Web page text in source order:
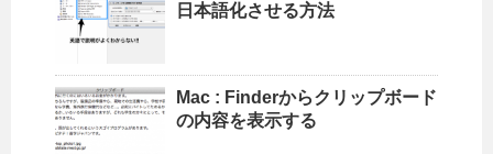
日本語化させる方法
Mac : Finderからクリップボード
の内容を表示する